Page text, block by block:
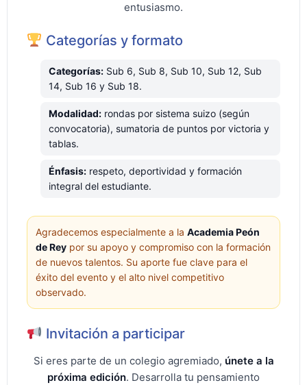
entusiasmo.
Categorías y formato
Categorías: Sub 6, Sub 8, Sub 10, Sub 12, Sub
14, Sub 16 y Sub 18.
Modalidad: rondas por sistema suizo (según
convocatoria), sumatoria de puntos por victoria y
tablas.
Énfasis: respeto, deportividad y formación
integral del estudiante.
Agradecemos especialmente a la Academia Peón
de Rey por su apoyo y compromiso con la formación
de nuevos talentos. Su aporte fue clave para el
éxito del evento y el alto nivel competitivo
observado.
Invitación a participar
Si eres parte de un colegio agremiado, únete a la
próxima edición. Desarrolla tu pensamiento